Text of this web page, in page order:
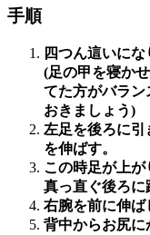
手順
四つん這いにな
(足の甲を寝か
てた方がバラン
おきましょう)
左足を後ろに
を伸ばす。
この時足が上
真っ直ぐ後ろに
右腕を前に伸ば
背中からお尻